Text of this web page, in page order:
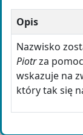
Opis
Nazwisko
Piotrza
wskazuje na
który tak się